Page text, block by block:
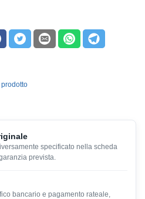
specificato nella scheda
prevista.
bancario e pagamento rateale,